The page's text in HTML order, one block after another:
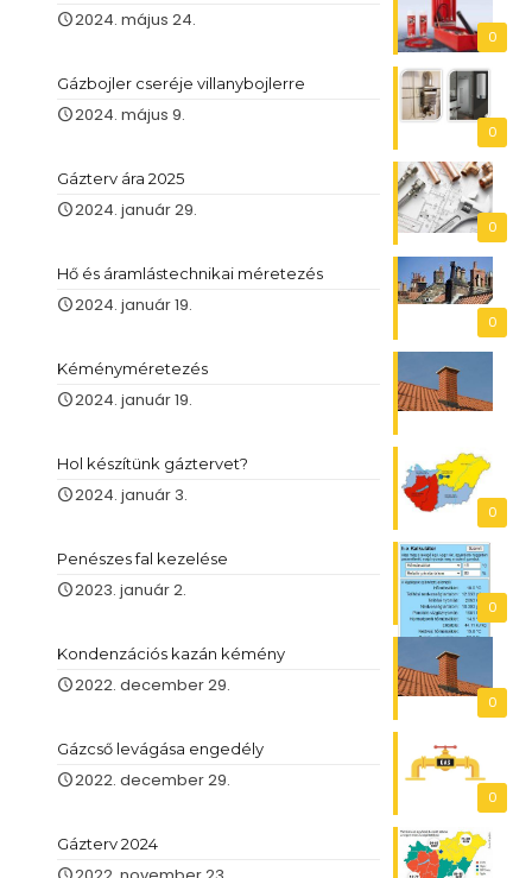
0
2024. május 24.
0
Gázbojler cseréje villanybojlerre
2024. május 9.
0
Gázterv ára 2025
2024. január 29.
0
Hő és áramlástechnikai méretezés
2024. január 19.
Kéményméretezés
2024. január 19.
0
Hol készítünk gáztervet?
2024. január 3.
0
Penészes fal kezelése
2023. január 2.
0
Kondenzációs kazán kémény
2022. december 29.
0
Gázcső levágása engedély
2022. december 29.
Gázterv 2024